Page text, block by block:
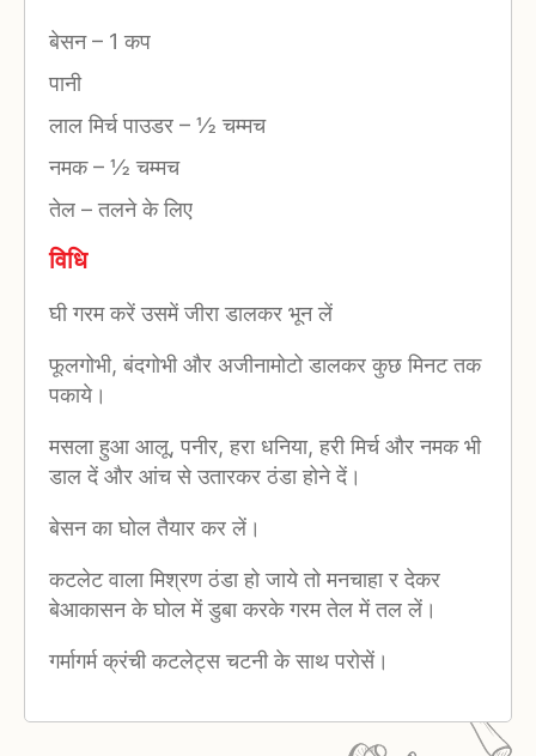
बेसन– 1 कप
पानी
लाल मिर्च पाउडर – ½ चम्मच
नमक– ½ चम्मच
तेल –तलने के लिए
विधि
घी गरम करें उसमें जीरा डालकर भून लें
फूलगोभी, बंदगोभी और अजीनामोटो डालकर कुछ मिनट तक
पकाये।
मसला हुआ आलू, पनीर, हरा धनिया, हरी मिर्च और नमक भी
डाल दें और आंच से उतारकर ठंडा होने दें।
बेसन का घोल तैयार कर लें।
कटलेट वाला मिश्रण ठंडा हो जाये तो मनचाहा र देकर
बेआकासन के घोल में डुबा करके गरम तेल में तल लें।
गर्मागर्म क्रंची कटलेट्स चटनी के साथ परोसें।